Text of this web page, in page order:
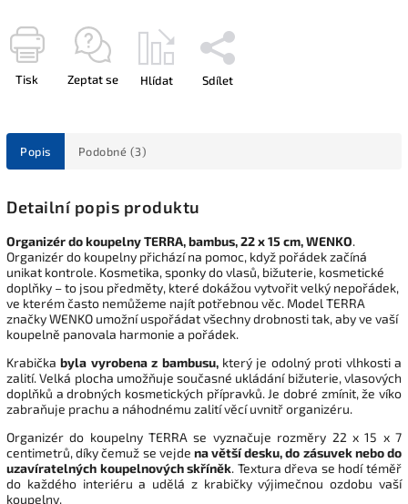
Tisk Zeptat se Hlídat Sdílet
Popis Podobné (3)
Detailní popis produktu
Organizér do koupelny TERRA, bambus, 22 x 15 cm, WENKO.
Organizér do koupelny přichází na pomoc, když pořádek začíná
unikat kontrole. Kosmetika, sponky do vlasů, bižuterie, kosmetické
doplňky – to jsou předměty, které dokážou vytvořit velký nepořádek,
ve kterém často nemůžeme najít potřebnou věc. Model TERRA
značky WENKO umožní uspořádat všechny drobnosti tak, aby ve vaší
koupelně panovala harmonie a pořádek.
Krabičkabyla vyrobena z bambusu,který je odolný proti vlhkosti a
zalití. Velká plocha umožňuje současné ukládání bižuterie, vlasových
doplňků a drobných kosmetických přípravků. Je dobré zmínit, že víko
zabraňuje prachu a náhodnému zalití věcí uvnitř organizéru.
Organizér do koupelny TERRA se vyznačuje rozměry 22 x 15 x 7
centimetrů, díky čemuž se vejde na větší desku, do zásuvek nebo do
uzavíratelných koupelnových skříněk. Textura dřeva se hodí téměř
do každého interiéru a udělá z krabičky výjimečnou ozdobu vaší
koupelny.